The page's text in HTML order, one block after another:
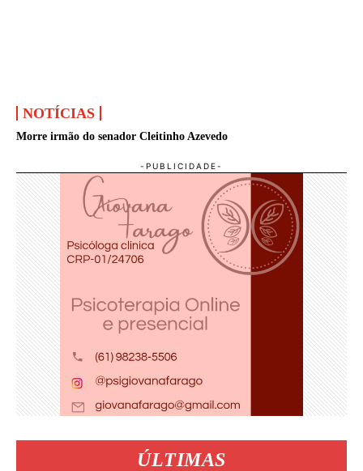
NOTÍCIAS
Morre irmão do senador Cleitinho Azevedo
ÚLTIMAS